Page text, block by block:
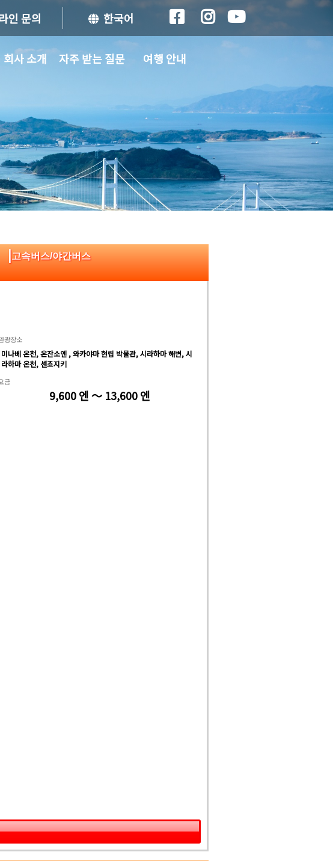
인 문의 한국어
회사 소개 자주 받는 질문 여행 안내
|고속버스/야간버스
광장소
미나베 온천, 온잔소엔 , 와카야마 현립 박물관, 시라하마 해변, 시
라하마 온천, 센죠지키
금
9,600 엔 ～ 13,600 엔